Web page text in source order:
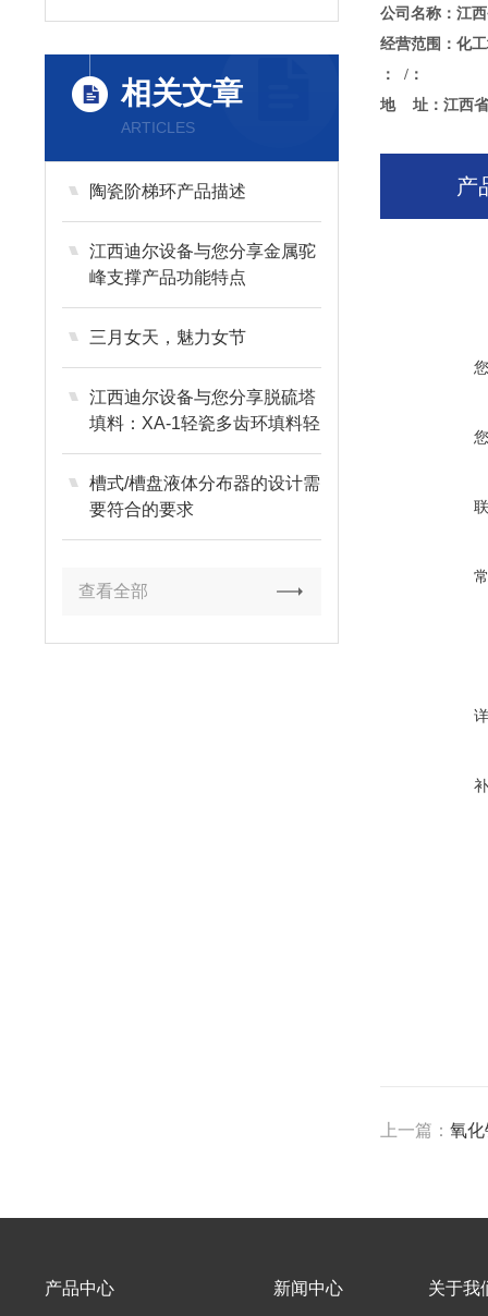
相关文章
ARTICLES
陶瓷阶梯环产品描述
江西迪尔设备与您分享金属驼
峰支撑产品功能特点
三月女天，魅力女节
江西迪尔设备与您分享脱硫塔
填料：XA-1轻瓷多齿环填料轻
瓷梅花环
槽式/槽盘液体分布器的设计需
要符合的要求
查看全部
公司名称：江
经营范围：化
： /：
地 址：江西省
产
上一篇：氧
产品中心 新闻中心 关于我